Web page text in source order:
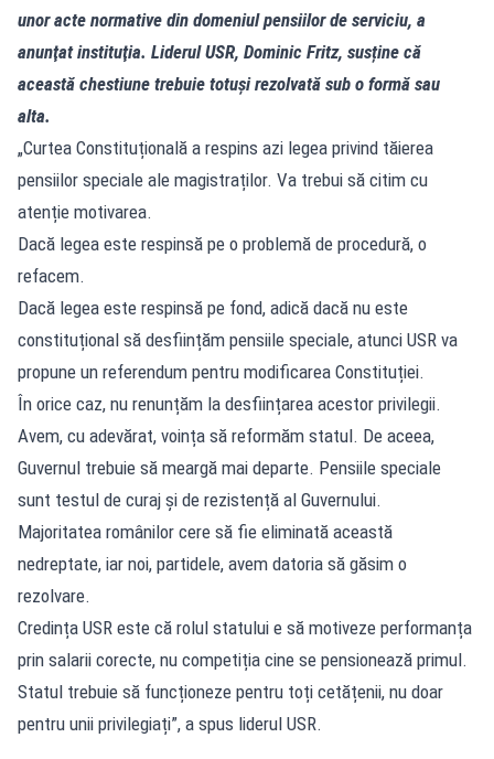
unor acte normative din domeniul pensiilor de serviciu, a
anunţat instituţia. Liderul USR, Dominic Fritz, susține că
această chestiune trebuie totuși rezolvată sub o formă sau
alta.
„Curtea Constituțională a respins azi legea privind tăierea
pensiilor speciale ale magistraților. Va trebui să citim cu
atenție motivarea.
Dacă legea este respinsă pe o problemă de procedură, o
refacem.
Dacă legea este respinsă pe fond, adică dacă nu este
constituțional să desființăm pensiile speciale, atunci USR va
propune un referendum pentru modificarea Constituției.
În orice caz, nu renunțăm la desființarea acestor privilegii.
Avem, cu adevărat, voința să reformăm statul. De aceea,
Guvernul trebuie să meargă mai departe. Pensiile speciale
sunt testul de curaj și de rezistență al Guvernului.
Majoritatea românilor cere să fie eliminată această
nedreptate, iar noi, partidele, avem datoria să găsim o
rezolvare.
Credința USR este că rolul statului e să motiveze performanța
prin salarii corecte, nu competiția cine se pensionează primul.
Statul trebuie să funcționeze pentru toți cetățenii, nu doar
pentru unii privilegiați”, a spus liderul USR.